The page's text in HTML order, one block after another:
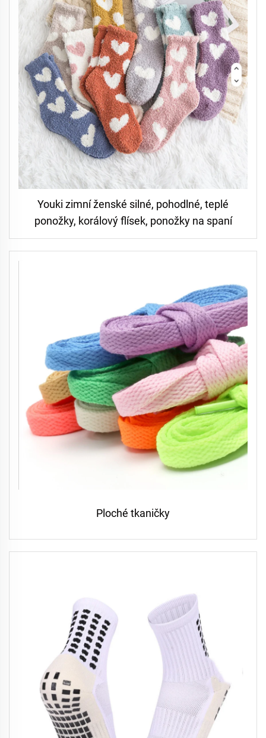
Youki zimní ženské silné, pohodlné, teplé
ponožky, korálový flísek, ponožky na spaní
Ploché tkaničky